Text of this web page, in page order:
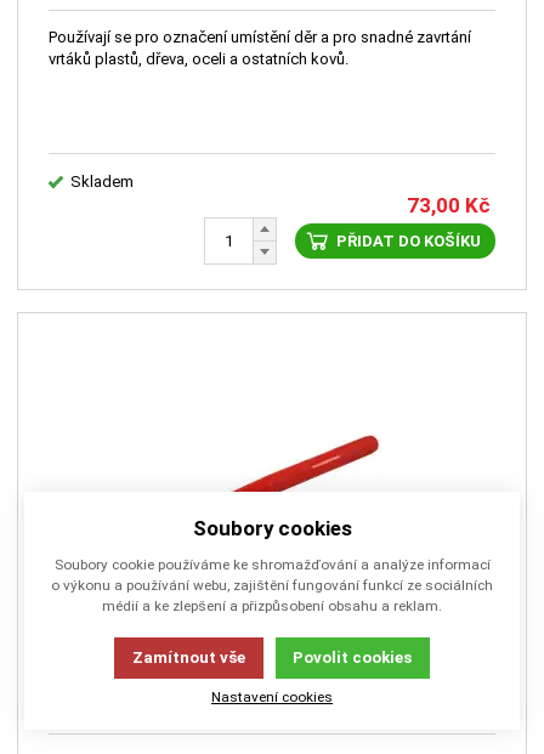
Používají se pro označení umístění děr a pro snadné zavrtání
vrtáků plastů, dřeva, oceli a ostatních kovů.
Skladem
73,00 Kč
PŘIDAT DO KOŠÍKU
NB8410-04
Důlkovač 4.0/125mm
Soubory cookies
Soubory cookie používáme ke shromažďování a analýze informací
o výkonu a používání webu, zajištění fungování funkcí ze sociálních
médií a ke zlepšení a přizpůsobení obsahu a reklam.
Zamítnout vše Povolit cookies
Nastavení cookies